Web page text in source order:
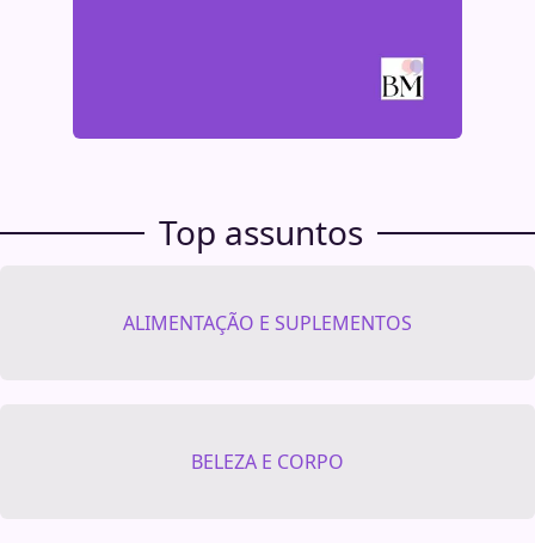
Top assuntos
ALIMENTAÇÃO E SUPLEMENTOS
BELEZA E CORPO